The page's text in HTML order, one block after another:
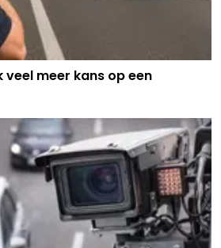
veel meer kans op een